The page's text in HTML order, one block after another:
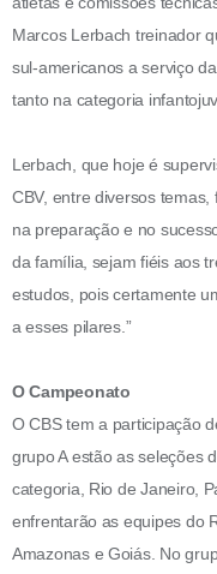
Marcos Lerbach treinador
sul-americanos a serviço
tanto na categoria
Lerbach, que hoje é
CBV, entre diversos
na preparação e no
da família, sejam fiéis aos
estudos, pois certamente
a esses pilares.”
O Campeonato
O CBS tem a participação
grupo A estão as seleções
categoria, Rio de Janeiro,
enfrentarão as equipes do
Amazonas e Goiás. No